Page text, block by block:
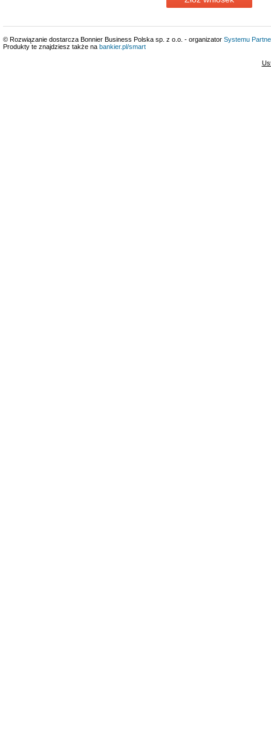
© Rozwiązanie dostarcza Bonnier Business Polska sp. z o.o. - organizator Systemu
Produkty te znajdziesz także na bankier.pl/smart